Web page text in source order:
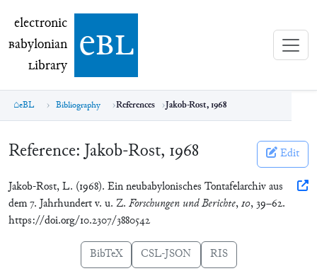
electronic Babylonian Library (eBL)
electronic
Babylonian
Library ebl
eBL Bibliography References Jakob-Rost, 1968
Reference:Jakob-Rost, 1968 Edit
Jakob-Rost, L. (1968). Ein neubabylonisches Tontafelarchiv aus
dem 7. Jahrhundert v. u. Z. Forschungen und Berichte,10, 39–62.
https://doi.org/10.2307/3880542
BibTeX CSL-JSON RIS